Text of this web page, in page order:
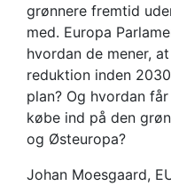
grønnere fremtid
med. Europa
hvordan de mener,
reduktion inden
plan? Og hvordan
købe ind på den
og Østeuropa?
Johan Moesgaard,